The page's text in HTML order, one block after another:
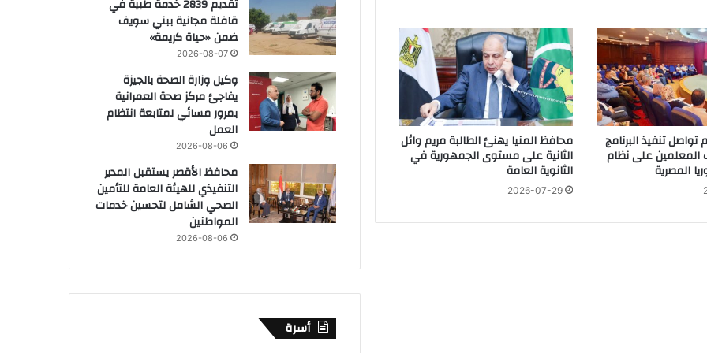
لإستقبال طلاب الثانوية العامة
د
ع
و
ة
ت
ر
م
ب
تواصل تنفيذ البرنامج
المعلمين على نظام
المصرية
محافظ المنيا يهنئ الطالبة مريم وائل
الثانية على مستوى الجمهورية في
الثانوية العامة
2026-07-29
تقديم 2839 خدمة طبية في
قافلة مجانية ببني سويف
ضمن «حياة كريمة»
2026-08-07
وكيل وزارة الصحة بالجيزة
يفاجئ مركز صحة العمرانية
بمرور مسائي لمتابعة انتظام
العمل
2026-08-06
محافظ الأقصر يستقبل المدير
التنفيذي للهيئة العامة للتأمين
الصحي الشامل لتحسين خدمات
المواطنين
2026-08-06
أسرة